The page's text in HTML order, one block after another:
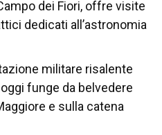
dei Fiori, offre visite
dedicati all’astronomia
militare risalente
funge da belvedere
e sulla catena